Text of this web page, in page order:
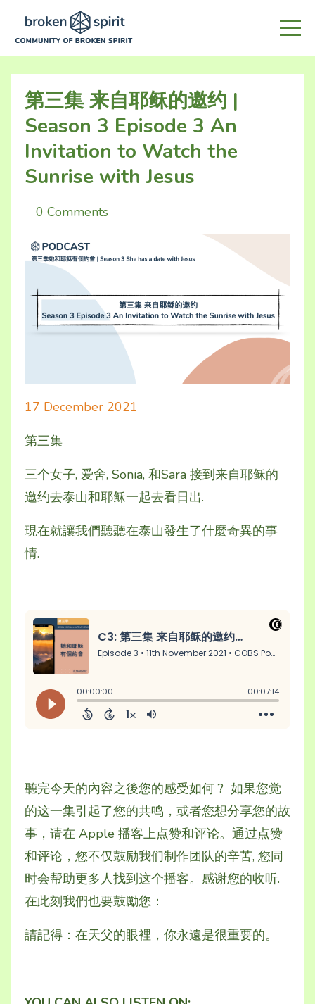
第三集 来自耶稣的邀约 |
Season 3 Episode 3 An
Invitation to Watch the
Sunrise with Jesus
0 Comments
17 December 2021
第三集
三个女子, 爱舍, Sonia, 和Sara 接到来自耶稣的
邀约去泰山和耶稣一起去看日出.
現在就讓我們聽聽在泰山發生了什麼奇異的事
情.
聽完今天的內容之後您的感受如何? 如果您觉
的这一集引起了您的共鸣，或者您想分享您的故
事，请在 Apple 播客上点赞和评论。通过点赞
和评论 ， 您不仅鼓励我们制作团队的辛苦, 您同
时会帮助更多人找到这个播客。 感谢您的收听.
在此刻我們也要鼓勵您：
請記得：在天父的眼裡，你永遠是很重要的。